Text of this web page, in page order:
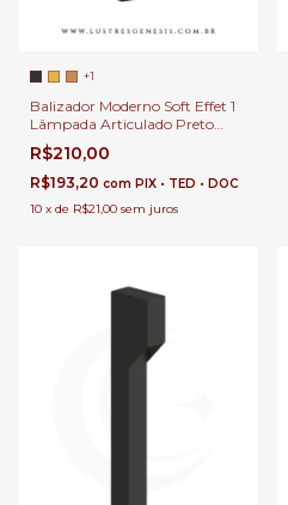
+1
Balizador Moderno Soft Effet 1
Lâmpada Articulado Preto
Para Jardim, Passarela,
Corredor, Escada e Área
Externa
R$210,00
R$193,20 com PIX • TED • DOC
10 x de R$21,00 sem juros